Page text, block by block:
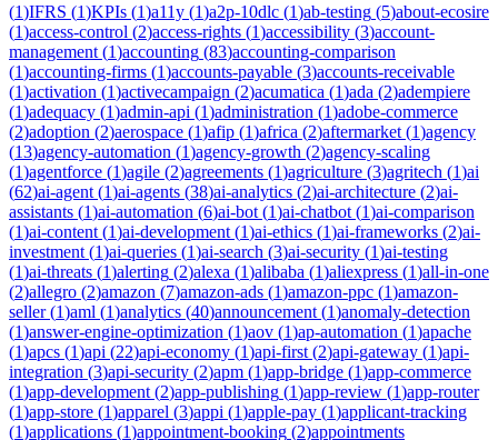
(1)IFRS (1)KPIs (1)a11y (1)a2p-10dlc (1)ab-testing (5)about-ecosire
(1)access-control (2)access-rights (1)accessibility (3)account-
management (1)accounting (83)accounting-comparison
(1)accounting-firms (1)accounts-payable (3)accounts-receivable
(1)activation (1)activecampaign (2)acumatica (1)ada (2)adempiere
(1)adequacy (1)admin-api (1)administration (1)adobe-commerce
(2)adoption (2)aerospace (1)afip (1)africa (2)aftermarket (1)agency
(13)agency-automation (1)agency-growth (2)agency-scaling
(1)agentforce (1)agile (2)agreements (1)agriculture (3)agritech (1)ai
(62)ai-agent (1)ai-agents (38)ai-analytics (2)ai-architecture (2)ai-
assistants (1)ai-automation (6)ai-bot (1)ai-chatbot (1)ai-comparison
(1)ai-content (1)ai-development (1)ai-ethics (1)ai-frameworks (2)ai-
investment (1)ai-queries (1)ai-search (3)ai-security (1)ai-testing
(1)ai-threats (1)alerting (2)alexa (1)alibaba (1)aliexpress (1)all-in-one
(2)allegro (2)amazon (7)amazon-ads (1)amazon-ppc (1)amazon-
seller(1)aml (1)analytics (40)announcement (1)anomaly-detection
(1)answer-engine-optimization (1)aov (1)ap-automation (1)apache
(1)apcs (1)api (22)api-economy (1)api-first (2)api-gateway (1)api-
integration (3)api-security (2)apm (1)app-bridge (1)app-commerce
(1)app-development (2)app-publishing (1)app-review (1)app-router
(1)app-store (1)apparel (3)appi (1)apple-pay (1)applicant-tracking
(1)applications (1)appointment-booking (2)appointments